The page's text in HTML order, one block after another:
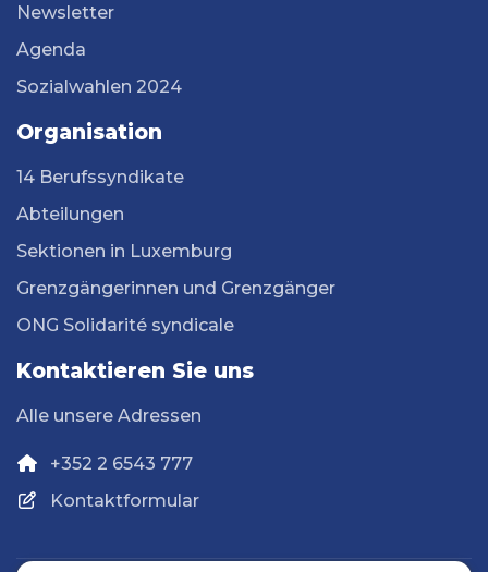
Newsletter
Agenda
Sozialwahlen 2024
Organisation
14 Berufssyndikate
Abteilungen
Sektionen in Luxemburg
Grenzgängerinnen und Grenzgänger
ONG Solidarité syndicale
Kontaktieren Sie uns
Alle unsere Adressen
+352 2 6543 777
Kontaktformular